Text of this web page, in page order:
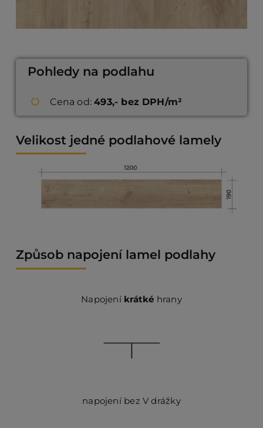
Pohledy na podlahu
Cena od:493,- bez DPH/m²
Velikost jedné podlahové lamely
Způsob napojení lamel podlahy
Napojení krátké hrany
napojení bez V drážky